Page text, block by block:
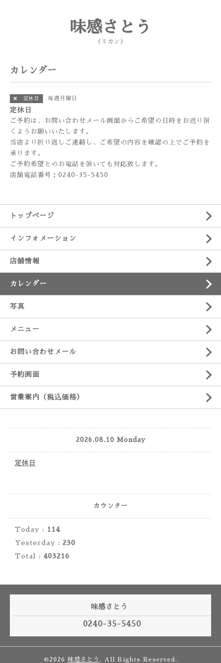
味感さとう
（ミカン）
カレンダー
❌ 定休日 毎週月曜日
定休日
ご予約は、お問い合わせメール画面からご希望の日時をお送り頂
くようお願いいたします。
当店より折り返しご連絡し、ご希望の内容を確認の上でご予約を
承ります。
ご予約希望とのお電話を頂いても対応致します。
店舗電話番号：0240-35-5450
トップページ
インフォメーション
店舗情報
カレンダー
写真
メニュー
お問い合わせメール
予約画面
営業案内（税込価格）
2026.08.10 Monday
定休日
カウンター
Today :
114
Yesterday : 230
Total : 403216
味感さとう
0240-35-5450
©2026 味感さとう . All Rights Reserved.